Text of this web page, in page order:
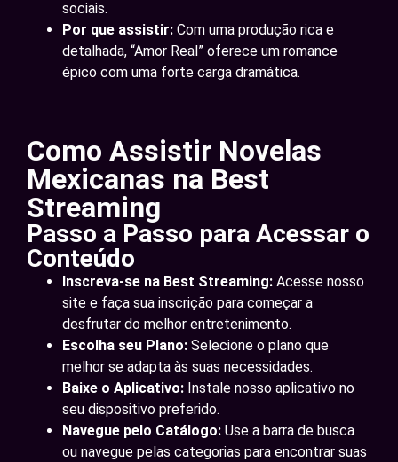
sociais.
Por que assistir: Com uma produção rica e
detalhada, “Amor Real” oferece um romance
épico com uma forte carga dramática.
Como Assistir Novelas
Mexicanas na Best
Streaming
Passo a Passo para Acessar o
Conteúdo
Inscreva-se na Best Streaming: Acesse nosso
site e faça sua inscrição para começar a
desfrutar do melhor entretenimento.
Escolha seu Plano: Selecione o plano que
melhor se adapta às suas necessidades.
Baixe o Aplicativo: Instale nosso aplicativo no
seu dispositivo preferido.
Navegue pelo Catálogo: Use a barra de busca
ou navegue pelas categorias para encontrar suas